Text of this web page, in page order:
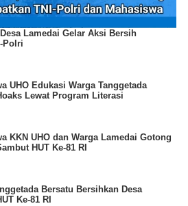
Lamedai Gelar Aksi Bersih
Polri
UHO Edukasi Warga Tanggetada
Lewat Program Literasi
KKN UHO dan Warga Lamedai Gotong
HUT Ke-81 RI
Bersatu Bersihkan Desa
Ke-81 RI